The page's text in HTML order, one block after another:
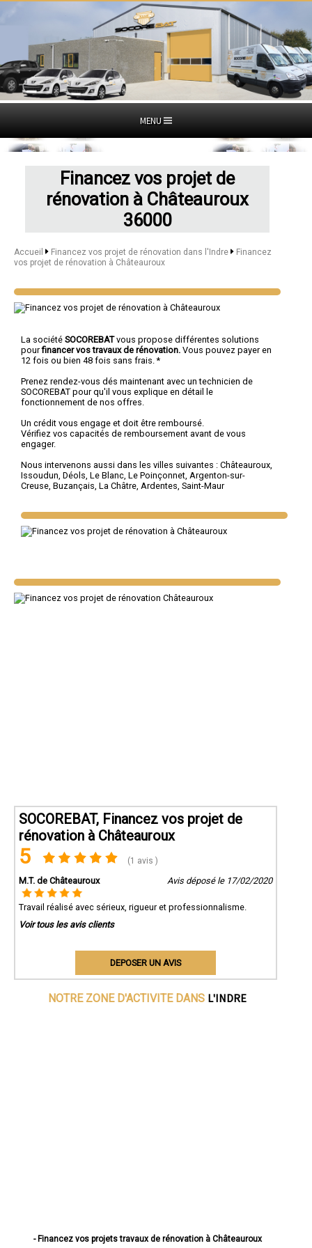
MENU
Financez vos projet de
rénovation à Châteauroux
36000
Accueil Financez vos projet de rénovation dans l'Indre
Financez
vos projet de rénovation à Châteauroux
La société SOCOREBATvous propose différentes solutions
pourfinancer vos travaux de rénovation. Vous pouvez payer en
12 fois ou bien 48 fois sans frais. *
Prenez rendez-vous dés maintenant avec un technicien de
SOCOREBAT pour qu'il vous explique en détail le
fonctionnement de nos offres.
Un crédit vous engage et doit être remboursé.
Vérifiez vos capacités de remboursement avant de vous
engager.
Nous intervenons aussi dans les villes suivantes : Châteauroux
Issoudun Déols Le Blanc Le Poinçonnet Argenton-sur-
Creuse Buzançais La Châtre Ardentes Saint-Maur
SOCOREBAT, Financez vos projet de
rénovation à Châteauroux
5 (1 avis )
M.T. de Châteauroux Avis déposé le 17/02/2020
Travail réalisé avec sérieux, rigueur et professionnalisme.
Voir tous les avis clients
DEPOSER UN AVIS
NOTRE ZONE D'ACTIVITE DANS L'INDRE
- Financez vos projets travaux de rénovation à Châteauroux